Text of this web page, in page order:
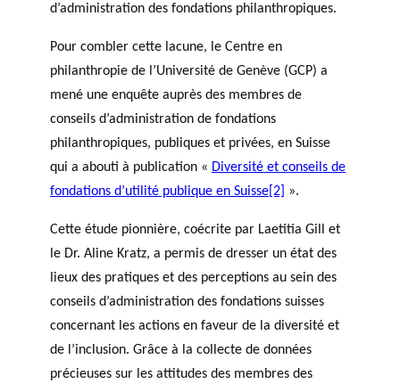
d’administration des fondations philanthropiques.
Pour combler cette lacune, le Centre en
philanthropie de l’Université de Genève (GCP) a
mené une enquête auprès des membres de
conseils d’administration de fondations
philanthropiques, publiques et privées, en Suisse
qui a abouti à publication « Diversité et conseils de
fondations d’utilité publique en Suisse [2] ».
Cette étude pionnière, coécrite par Laetitia Gill et
le Dr. Aline Kratz, a permis de dresser un état des
lieux des pratiques et des perceptions au sein des
conseils d’administration des fondations suisses
concernant les actions en faveur de la diversité et
de l’inclusion. Grâce à la collecte de données
précieuses sur les attitudes des membres des